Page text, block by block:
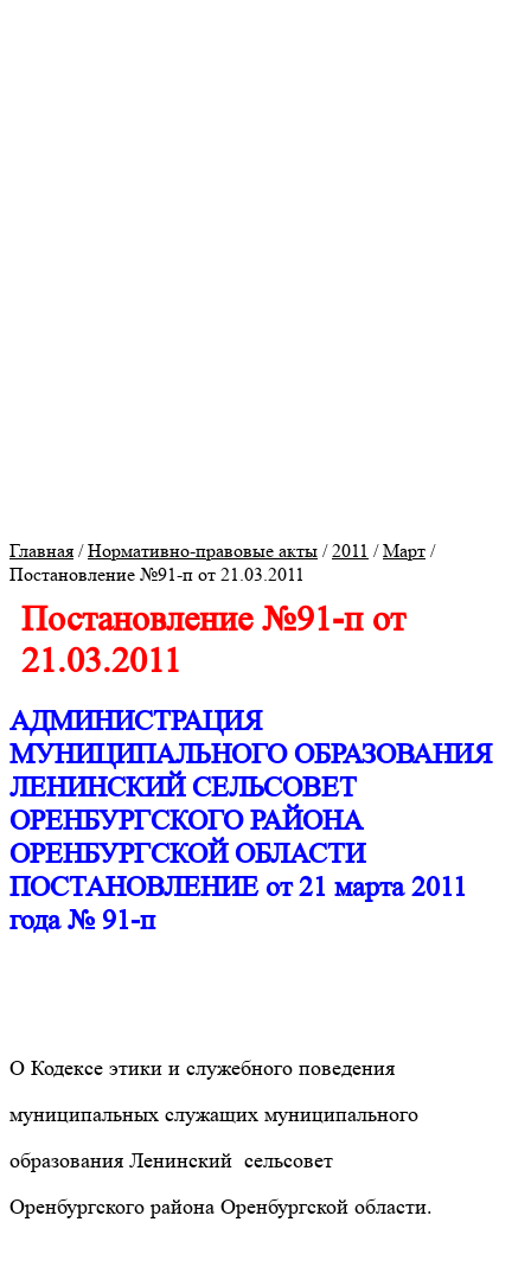
Главная /Нормативно-правовые акты /2011 /Март /
Постановление №91-п от 21.03.2011
Постановление №91-п от
21.03.2011
АДМИНИСТРАЦИЯ
МУНИЦИПАЛЬНОГО ОБРАЗОВАНИЯ
ЛЕНИНСКИЙ СЕЛЬСОВЕТ
ОРЕНБУРГСКОГО РАЙОНА
ОРЕНБУРГСКОЙ ОБЛАСТИ
ПОСТАНОВЛЕНИЕ от 21 марта 2011
года № 91-п
О Кодексе этики и служебного поведения
муниципальных служащих муниципального
образования Ленинский сельсовет
Оренбургского района Оренбургской области.